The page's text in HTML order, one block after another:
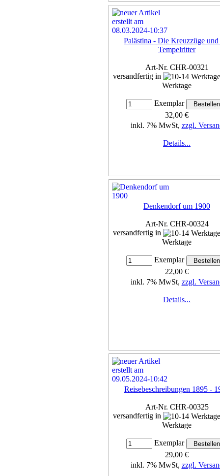
Palästina - Die Kreuzzüge und
Tempelritter
Art-Nr. CHR-00321
versandfertig in
Werktage
Exemplar
32,00 €
inkl. 7% MwSt, zzgl.
Details...
Denkendorf um 1900
Art-Nr. CHR-00324
versandfertig in
Werktage
Exemplar
22,00 €
inkl. 7% MwSt, zzgl.
Details...
Reisebeschreibungen 1895 -
Art-Nr. CHR-00325
versandfertig in
Werktage
Exemplar
29,00 €
inkl. 7% MwSt, zzgl.